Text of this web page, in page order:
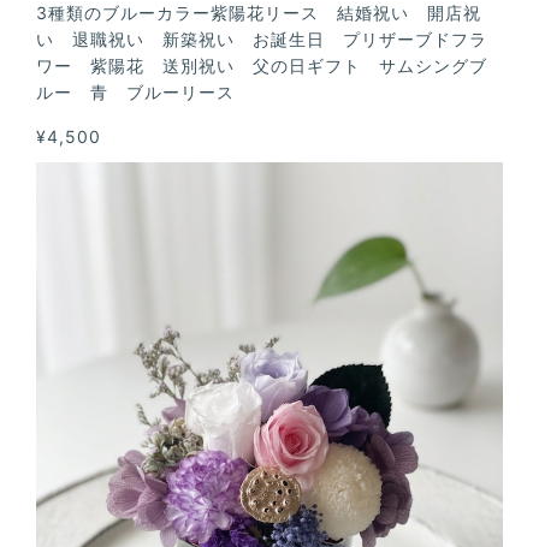
3種類のブルーカラー紫陽花リース 結婚祝い 開店祝
い 退職祝い 新築祝い お誕生日 プリザーブドフラ
ワー 紫陽花 送別祝い 父の日ギフト サムシングブ
ルー 青 ブルーリース
¥4,500